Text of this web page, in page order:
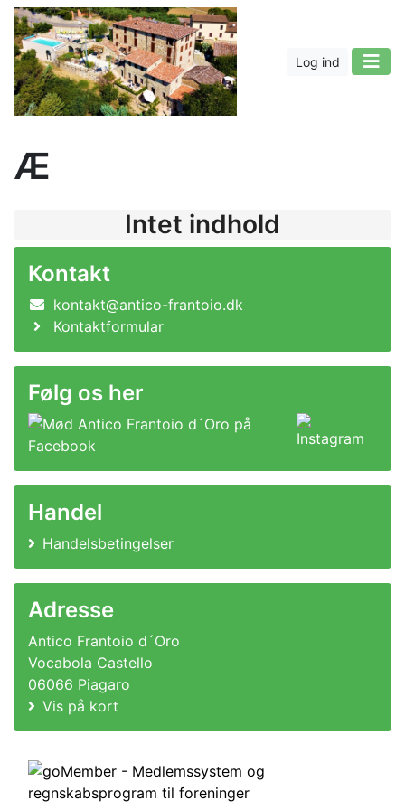
Log ind
Æ
Intet indhold
Kontakt
kontakt@antico-frantoio.dk
Kontaktformular
Følg os her
Handel
Handelsbetingelser
Adresse
Antico Frantoio d´Oro
Vocabola Castello
06066 Piagaro
Vis på kort